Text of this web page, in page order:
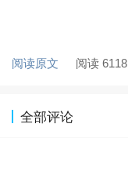
阅读原文 阅读 6118
全部评论